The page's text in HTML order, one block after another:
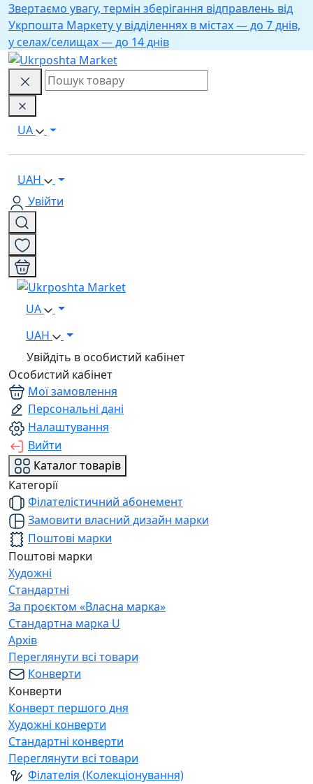
Звертаємо увагу, термін зберігання відправлень від
Укрпошта Маркету у відділеннях в містах — до 7 днів,
у селах/селищах — до 14 днів
UA
UAH
Увійти
UA
UAH
Увійдіть в особистий кабінет
Особистий кабінет
Мої замовлення
Персональні дані
Налаштування
Вийти
Каталог товарів
Категорії
Філателістичний абонемент
Замовити власний дизайн марки
Поштові марки
Поштові марки
Художні
Стандартні
За проєктом «Власна марка»
Стандартна марка U
Архів
Переглянути всі товари
Конверти
Конверти
Конверт першого дня
Художні конверти
Стандартні конверти
Переглянути всі товари
Філателія (Колекціонування)